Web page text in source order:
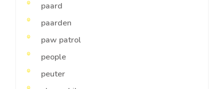
paard
paarden
paw patrol
people
peuter